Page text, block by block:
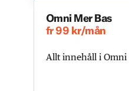
Omni Mer Bas
fr 99 kr/mån
Allt innehåll i Omni